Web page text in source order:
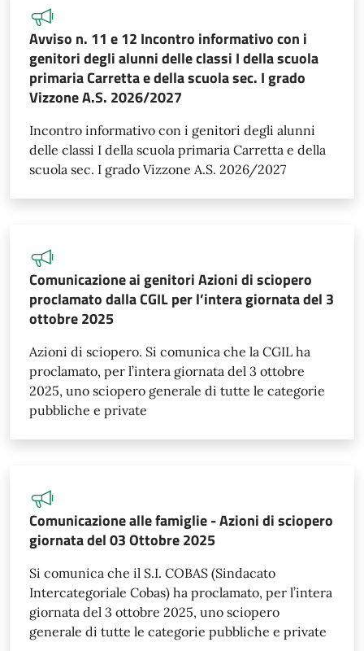
Avviso n. 11 e 12 Incontro informativo con i
genitori degli alunni delle classi I della scuola
primaria Carretta e della scuola sec. I grado
Vizzone A.S. 2026/2027
Incontro informativo con i genitori degli alunni
delle classi I della scuola primaria Carretta e della
scuola sec. I grado Vizzone A.S. 2026/2027
Comunicazione ai genitori Azioni di sciopero
proclamato dalla CGIL per l’intera giornata del 3
ottobre 2025
Azioni di sciopero. Si comunica che la CGIL ha
proclamato, per l’intera giornata del 3 ottobre
2025, uno sciopero generale di tutte le categorie
pubbliche e private
Comunicazione alle famiglie - Azioni di sciopero
giornata del 03 Ottobre 2025
Si comunica che il S.I. COBAS (Sindacato
Intercategoriale Cobas) ha proclamato, per l’intera
giornata del 3 ottobre 2025, uno sciopero
generale di tutte le categorie pubbliche e private